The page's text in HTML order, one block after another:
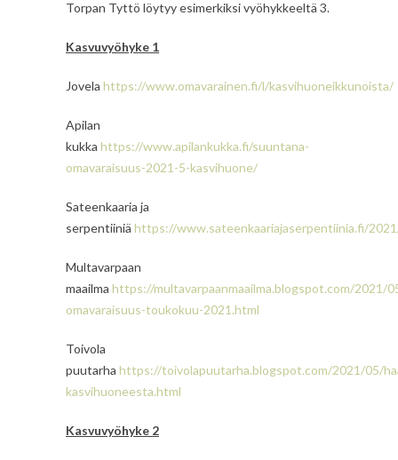
Torpan Tyttö löytyy esimerkiksi vyöhykkeeltä 3.
Kasvuvyöhyke 1
Jovela https://www.omavarainen.fi/l/kasvihuoneikkunoista/
Apilan
kukka https://www.apilankukka.fi/suuntana-
omavaraisuus-2021-5-kasvihuone/
Sateenkaaria ja
serpentiiniä https://www.sateenkaariajaserpentiinia.fi/
Multavarpaan
maailma https://multavarpaanmaailma.blogspot.com/2021/
omavaraisuus-toukokuu-2021.html
Toivola
puutarha https://toivolapuutarha.blogspot.com/2021/05/
kasvihuoneesta.html
Kasvuvyöhyke 2